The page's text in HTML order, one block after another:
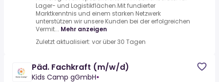
Lager- und Logistikflächen.Mit fundierter
Marktkenntnis und einem starken Netzwerk
unterstützen wir unsere Kunden bei der erfolgreichen
Vermit... Mehr anzeigen
Zuletzt aktualisiert: vor über 30 Tagen
Päd. Fachkraft (m/w/d)
Kids Camp gGmbH•